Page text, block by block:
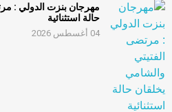
مهرجان بنزت الدولي :
حالة استثنائية
04 أغسطس 2026